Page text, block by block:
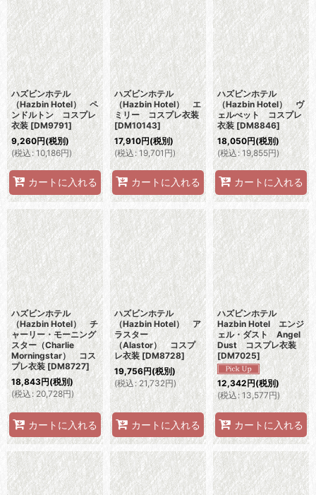
ハズビンホテル
（Hazbin Hotel） ペ
ンドルトン コスプレ
衣装 [DM9791]
9,260円(税別)
(税込: 10,186円)
カートに入れる
ハズビンホテル
（Hazbin Hotel） エ
ミリー コスプレ衣装
[DM10143]
17,910円(税別)
(税込 : 19,701円)
カートに入れる
ハズビンホテル
（Hazbin Hotel） ヴ
ェルべット コスプレ
衣装 [DM8846]
18,050円(税別)
(税込: 19,855円)
カートに入れる
ハズビンホテル
（Hazbin Hotel） チ
ャーリー・モーニング
スター（Charlie
Morningstar） コス
プレ衣装 [DM8727]
18,843円(税別)
(税込: 20,728円)
カートに入れる
ハズビンホテル
（Hazbin Hotel） ア
ラスター
（Alastor） コスプ
レ衣装 [DM8728]
19,756円(税別)
(税込: 21,732円)
カートに入れる
ハズビンホテル
Hazbin Hotel エンジ
ェル・ダスト Angel
Dust コスプレ衣装
[DM7025]
12,342円(税別)
(税込: 13,577円)
カートに入れる